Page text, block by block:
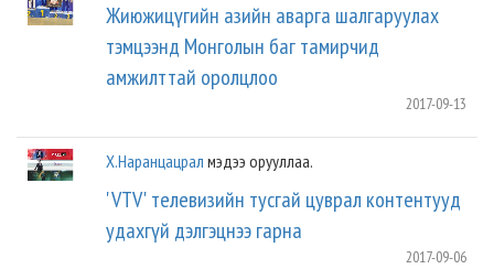
Жиюжицүгийн азийн аварга шалгаруулах
тэмцээнд Монголын баг тамирчид
амжилттай оролцлоо
2017-09-13
Х.Наранцацрал мэдээ орууллаа.
'VTV' телевизийн тусгай цуврал контентууд
удахгүй дэлгэцнээ гарна
2017-09-06